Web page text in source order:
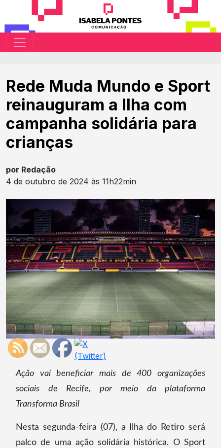
Rede Muda Mundo e Sport
reinauguram a Ilha com
campanha solidária para
crianças
por Redação
4 de outubro de 2024 às 11h22min
Ação vai beneficiar mais de 400 organizações
sociais de Recife, por meio da plataforma
Transforma Brasil
Nesta segunda-feira (07), a Ilha do Retiro será
palco de uma ação solidária histórica. O Sport